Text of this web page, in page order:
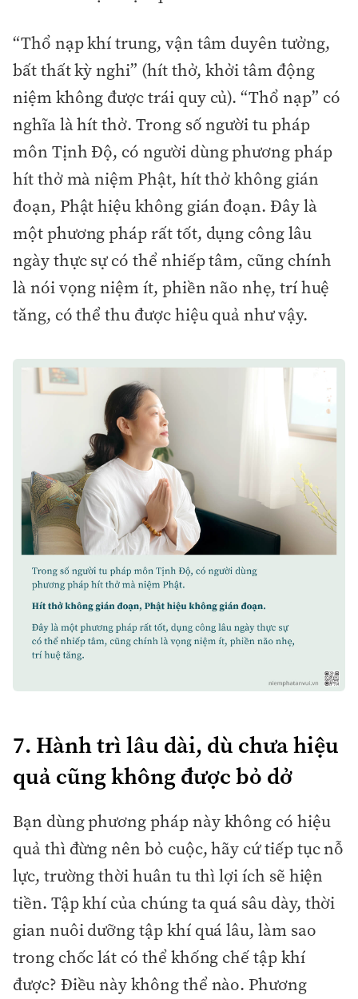
“Thổ nạp khí trung, vận tâm duyên tưởng,
bất thất kỳ nghi” (hít thở, khởi tâm động
niệm không được trái quy củ). “Thổ nạp” có
nghĩa là hít thở. Trong số người tu pháp
môn Tịnh Độ, có người dùng phương pháp
hít thở mà niệm Phật, hít thở không gián
đoạn, Phật hiệu không gián đoạn. Đây là
một phương pháp rất tốt, dụng công lâu
ngày thực sự có thể nhiếp tâm, cũng chính
là nói vọng niệm ít, phiền não nhẹ, trí huệ
tăng, có thể thu được hiệu quả như vậy.
7. Hành trì lâu dài, dù chưa hiệu
quả cũng không được bỏ dở
Bạn dùng phương pháp này không có hiệu
quả thì đừng nên bỏ cuộc, hãy cứ tiếp tục nỗ
lực, trường thời huân tu thì lợi ích sẽ hiện
tiền. Tập khí của chúng ta quá sâu dày, thời
gian nuôi dưỡng tập khí quá lâu, làm sao
trong chốc lát có thể khống chế tập khí
được? Điều này không thể nào. Phương